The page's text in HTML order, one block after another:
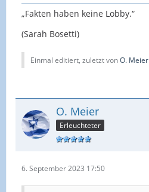
„Fakten haben keine Lobby.“
(Sarah Bosetti)
Einmal editiert, zuletzt vonO. Meier
O. Meier
Erleuchteter
6. September 2023 17:50